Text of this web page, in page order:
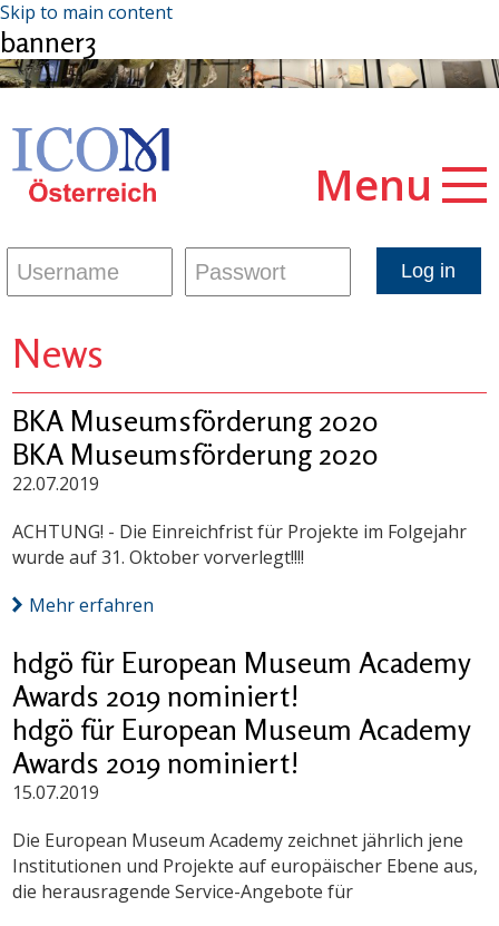
Skip to main content
banner3
Menu
News
BKA Museumsförderung 2020
BKA Museumsförderung 2020
22.07.2019
ACHTUNG! - Die Einreichfrist für Projekte im Folgejahr
wurde auf 31. Oktober vorverlegt!!!!
Mehr erfahren
hdgö für European Museum Academy
Awards 2019 nominiert!
hdgö für European Museum Academy
Awards 2019 nominiert!
15.07.2019
Die European Museum Academy zeichnet jährlich jene
Institutionen und Projekte auf europäischer Ebene aus,
die herausragende Service-Angebote für